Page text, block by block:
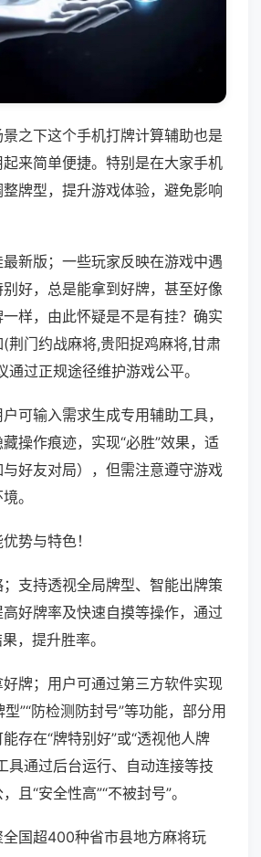
之下这个手机打牌计算辅助也是
来简单便捷。特别是在大家手机
牌型，提升游戏体验，避免影响
新版；一些玩家反映在游戏中遇
好，总是能拿到好牌，甚至好像
样，由此怀疑是不是有挂？确实
荆门约战麻将,贵阳捉鸡麻将,甘肃
过正规途径维护游戏公平。
可输入需求生成专用辅助工具，
操作痕迹，实现“必胜”效果，适
好友对局），但需注意遵守游戏
。
势与特色！
支持透视全局牌型、智能出牌策
好牌率及快速自摸等操作，通过
，提升胜率。
牌；用户可通过第三方软件实现
型”“防检测防封号”等功能，部分用
存在“牌特别好”或“透视他人牌
具通过后台运行、自动连接等技
且“安全性高”“不被封号”。
国超400种省市县地方麻将玩